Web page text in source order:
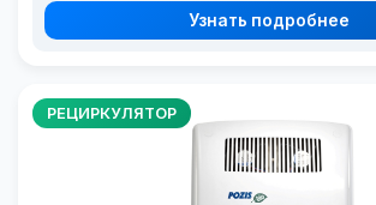
Узнать подробнее
РЕЦИРКУЛЯТОР